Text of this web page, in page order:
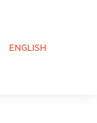
ENGLISH